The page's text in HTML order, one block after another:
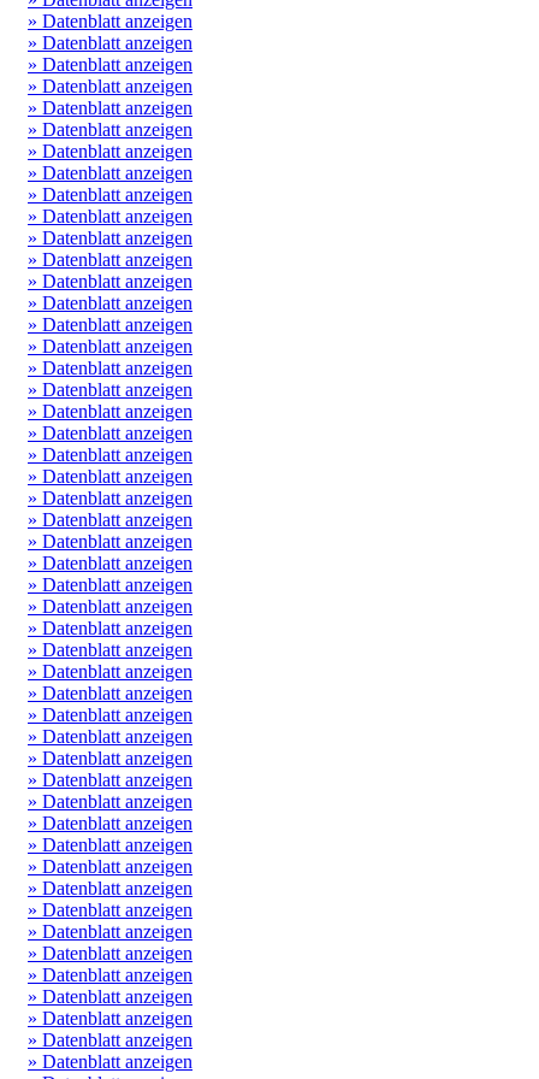
» Datenblatt anzeigen
» Datenblatt anzeigen
» Datenblatt anzeigen
» Datenblatt anzeigen
» Datenblatt anzeigen
» Datenblatt anzeigen
» Datenblatt anzeigen
» Datenblatt anzeigen
» Datenblatt anzeigen
» Datenblatt anzeigen
» Datenblatt anzeigen
» Datenblatt anzeigen
» Datenblatt anzeigen
» Datenblatt anzeigen
» Datenblatt anzeigen
» Datenblatt anzeigen
» Datenblatt anzeigen
» Datenblatt anzeigen
» Datenblatt anzeigen
» Datenblatt anzeigen
» Datenblatt anzeigen
» Datenblatt anzeigen
» Datenblatt anzeigen
» Datenblatt anzeigen
» Datenblatt anzeigen
» Datenblatt anzeigen
» Datenblatt anzeigen
» Datenblatt anzeigen
» Datenblatt anzeigen
» Datenblatt anzeigen
» Datenblatt anzeigen
» Datenblatt anzeigen
» Datenblatt anzeigen
» Datenblatt anzeigen
» Datenblatt anzeigen
» Datenblatt anzeigen
» Datenblatt anzeigen
» Datenblatt anzeigen
» Datenblatt anzeigen
» Datenblatt anzeigen
» Datenblatt anzeigen
» Datenblatt anzeigen
» Datenblatt anzeigen
» Datenblatt anzeigen
» Datenblatt anzeigen
» Datenblatt anzeigen
» Datenblatt anzeigen
» Datenblatt anzeigen
» Datenblatt anzeigen